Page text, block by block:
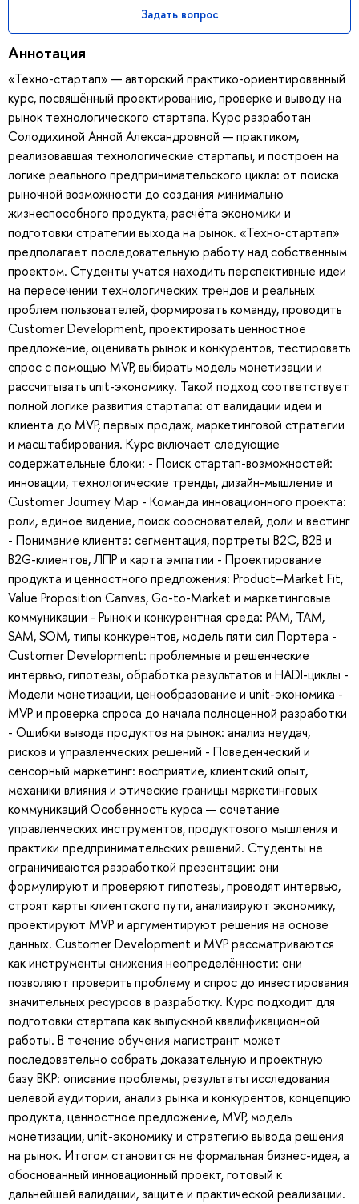
Задать вопрос
Аннотация
«Техно-стартап» — авторский практико-ориентированный
курс, посвящённый проектированию, проверке и выводу на
рынок технологического стартапа. Курс разработан
Солодихиной Анной Александровной — практиком,
реализовавшая технологические стартапы, и построен на
логике реального предпринимательского цикла: от поиска
рыночной возможности до создания минимально
жизнеспособного продукта, расчёта экономики и
подготовки стратегии выхода на рынок. «Техно-стартап»
предполагает последовательную работу над собственным
проектом. Студенты учатся находить перспективные идеи
на пересечении технологических трендов и реальных
проблем пользователей, формировать команду, проводить
Customer Development, проектировать ценностное
предложение, оценивать рынок и конкурентов, тестировать
спрос с помощью MVP, выбирать модель монетизации и
рассчитывать unit-экономику. Такой подход соответствует
полной логике развития стартапа: от валидации идеи и
клиента до MVP, первых продаж, маркетинговой стратегии
и масштабирования. Курс включает следующие
содержательные блоки: - Поиск стартап-возможностей:
инновации, технологические тренды, дизайн-мышление и
Customer Journey Map - Команда инновационного проекта:
роли, единое видение, поиск сооснователей, доли и вестинг
- Понимание клиента: сегментация, портреты B2C, B2B и
B2G-клиентов, ЛПР и карта эмпатии - Проектирование
продукта и ценностного предложения: Product–Market Fit,
Value Proposition Canvas, Go-to-Market и маркетинговые
коммуникации - Рынок и конкурентная среда: PAM, TAM,
SAM, SOM, типы конкурентов, модель пяти сил Портера -
Customer Development: проблемные и решенческие
интервью, гипотезы, обработка результатов и HADI-циклы -
Модели монетизации, ценообразование и unit-экономика -
MVP и проверка спроса до начала полноценной разработки
- Ошибки вывода продуктов на рынок: анализ неудач,
рисков и управленческих решений - Поведенческий и
сенсорный маркетинг: восприятие, клиентский опыт,
механики влияния и этические границы маркетинговых
коммуникаций Особенность курса — сочетание
управленческих инструментов, продуктового мышления и
практики предпринимательских решений. Студенты не
ограничиваются разработкой презентации: они
формулируют и проверяют гипотезы, проводят интервью,
строят карты клиентского пути, анализируют экономику,
проектируют MVP и аргументируют решения на основе
данных. Customer Development и MVP рассматриваются
как инструменты снижения неопределённости: они
позволяют проверить проблему и спрос до инвестирования
значительных ресурсов в разработку. Курс подходит для
подготовки стартапа как выпускной квалификационной
работы. В течение обучения магистрант может
последовательно собрать доказательную и проектную
базу ВКР: описание проблемы, результаты исследования
целевой аудитории, анализ рынка и конкурентов, концепцию
продукта, ценностное предложение, MVP, модель
монетизации, unit-экономику и стратегию вывода решения
на рынок. Итогом становится не формальная бизнес-идея, а
обоснованный инновационный проект, готовый к
дальнейшей валидации, защите и практической реализации.